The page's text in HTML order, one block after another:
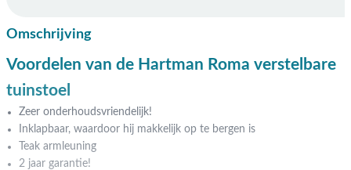
Omschrijving
Voordelen van de Hartman Roma verstelbare
tuinstoel
Zeer onderhoudsvriendelijk!
Inklapbaar, waardoor hij makkelijk op te bergen is
Teak armleuning
2 jaar garantie!